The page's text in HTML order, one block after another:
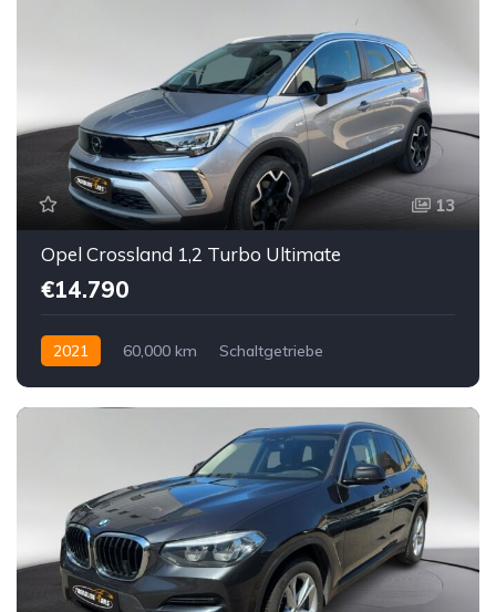
13
Opel Crossland 1,2 Turbo Ultimate
€14.790
2021 60,000 km
Schaltgetriebe